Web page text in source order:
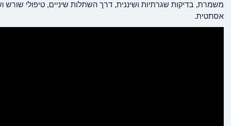
משמרת, בדיקות שגרתיות ושיננית, דרך השתלות שיניים, טיפולי שורש
אסתטית.